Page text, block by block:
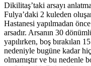
Dikilitaş’taki arsayı
Fulya’daki 2 kuleden
Hastanesi yapılmadan
arsadır. Arsanın 30
yapılırken, boş bırakılan
nedeniyle bugüne kadar
olmamıştır ve bu nedenle